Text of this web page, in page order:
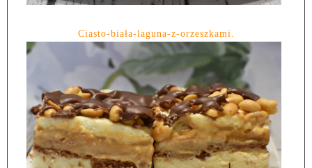
Ciasto-biała-laguna-z-orzeszkami.